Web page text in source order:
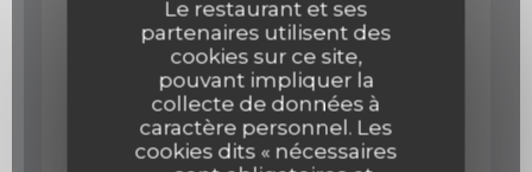
Le restaurant et ses
partenaires utilisent des
cookies sur ce site,
pouvant impliquer la
collecte de données à
caractère personnel. Les
cookies dits « nécessaires